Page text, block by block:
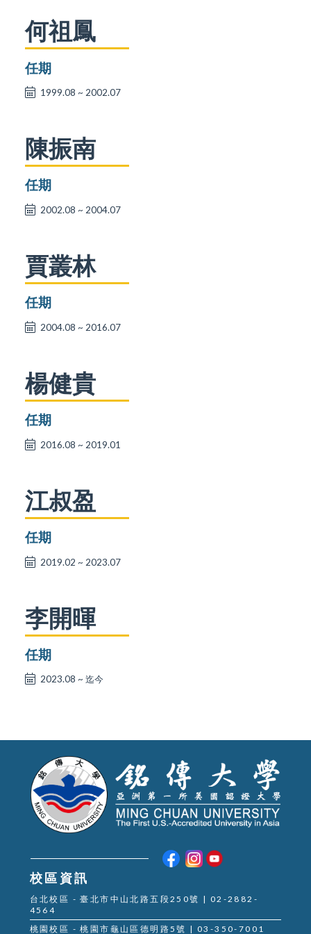
何祖鳳
任期
1999.08 ~ 2002.07
陳振南
任期
2002.08 ~ 2004.07
賈叢林
任期
2004.08 ~ 2016.07
楊健貴
任期
2016.08 ~ 2019.01
江叔盈
任期
2019.02 ~ 2023.07
李開暉
任期
2023.08 ~ 迄今
校區資訊
台北校區 - 臺北市中山北路五段250號 | 02-2882-
4564
桃園校區 - 桃園市龜山區德明路5號 | 03-350-7001